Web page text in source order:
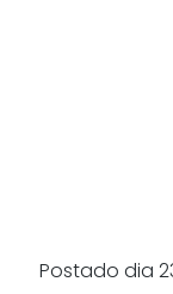
Postado dia